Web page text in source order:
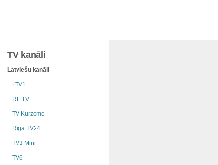
TV kanāli
Latviešu kanāli
LTV1
RE:TV
TV Kurzeme
Riga TV24
TV3 Mini
TV6